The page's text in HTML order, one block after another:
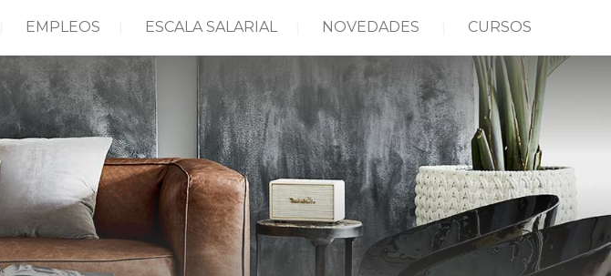
EMPLEOS ESCALA SALARIAL NOVEDADES CURSOS